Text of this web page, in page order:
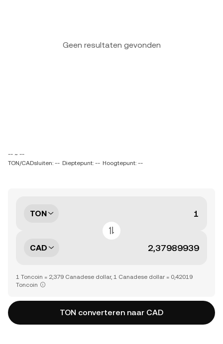
Geen resultaten gevonden
-- ~ --
TON/CADsluiten: -- Dieptepunt: -- Hoogtepunt: --
TON
CAD
1 Toncoin = 2,379 Canadese dollar, 1 Canadese dollar = 0,42019
Toncoin
TON converteren naar CAD